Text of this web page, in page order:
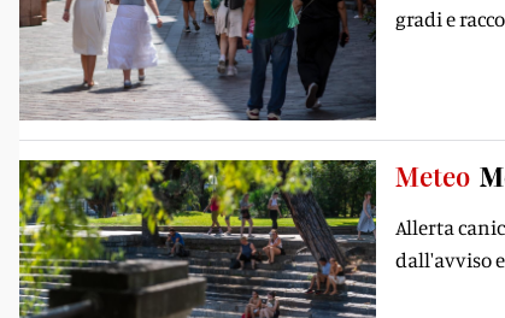
gradi e
Meteo
Allerta
dall'avviso